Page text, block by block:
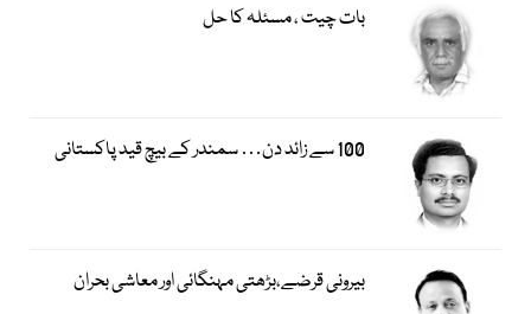
بات چیت ، مسئلہ کا حل
100 سے زائد دن… سمندر کے بیچ قید پاکستانی
بیرونی قرضے،بڑھتی مہنگائی اور معاشی بحران